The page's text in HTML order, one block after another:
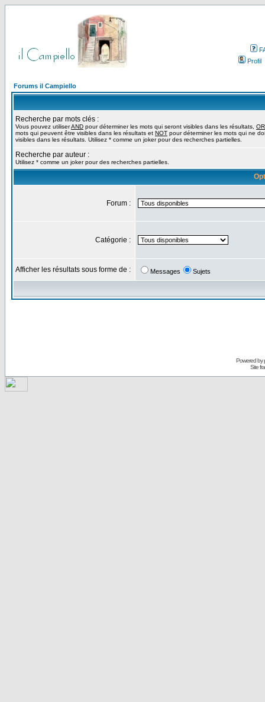
Profil
Forums il Campiello
Recherche par mots clés :
Vous pouvez utiliserAND pour déterminer les mots qui seront visibles dans les résultats, OR
mots qui peuvent être visibles dans les résultats et NOT pour déterminer les mots qui ne
visibles dans les résultats. Utilisez * comme un joker pour des recherches partielles.
Recherche par auteur :
Utilisez * comme un joker pour des recherches partielles.
Forum :
Catégorie :
Afficher les résultats sous forme de : Messages Sujets
Powered by
Site